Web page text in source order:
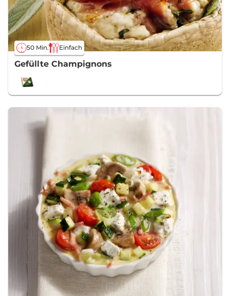
50 Min. Einfach
Gefüllte Champignons